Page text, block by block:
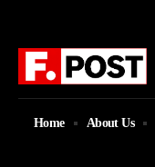
Home About Us